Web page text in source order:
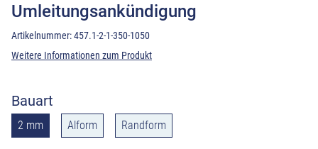
Umleitungsankündigung
Artikelnummer:457.1-2-1-350-1050
Weitere Informationen zum Produkt
Bauart
2 mm Alform Randform